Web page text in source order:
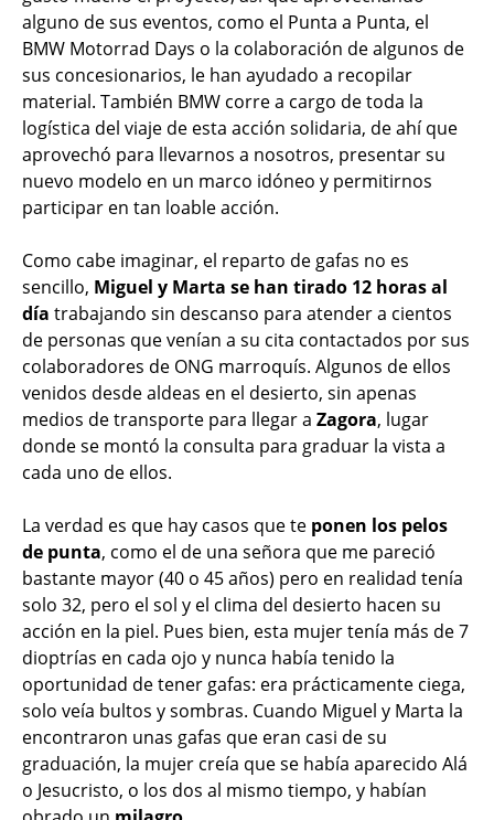
alguno de sus eventos, como el Punta a Punta, el
BMW Motorrad Days o la colaboración de algunos de
sus concesionarios, le han ayudado a recopilar
material. También BMW corre a cargo de toda la
logística del viaje de esta acción solidaria, de ahí que
aprovechó para llevarnos a nosotros, presentar su
nuevo modelo en un marco idóneo y permitirnos
participar en tan loable acción.
Como cabe imaginar, el reparto de gafas no es
sencillo, Miguel y Marta se han tirado 12 horas al
día trabajando sin descanso para atender a cientos
de personas que venían a su cita contactados por sus
colaboradores de ONG marroquís. Algunos de ellos
venidos desde aldeas en el desierto, sin apenas
medios de transporte para llegar a Zagora, lugar
donde se montó la consulta para graduar la vista a
cada uno de ellos.
La verdad es que hay casos que te ponen los pelos
de punta, como el de una señora que me pareció
bastante mayor (40 o 45 años) pero en realidad tenía
solo 32, pero el sol y el clima del desierto hacen su
acción en la piel. Pues bien, esta mujer tenía más de 7
dioptrías en cada ojo y nunca había tenido la
oportunidad de tener gafas: era prácticamente ciega,
solo veía bultos y sombras. Cuando Miguel y Marta la
encontraron unas gafas que eran casi de su
graduación, la mujer creía que se había aparecido Alá
o Jesucristo, o los dos al mismo tiempo, y habían